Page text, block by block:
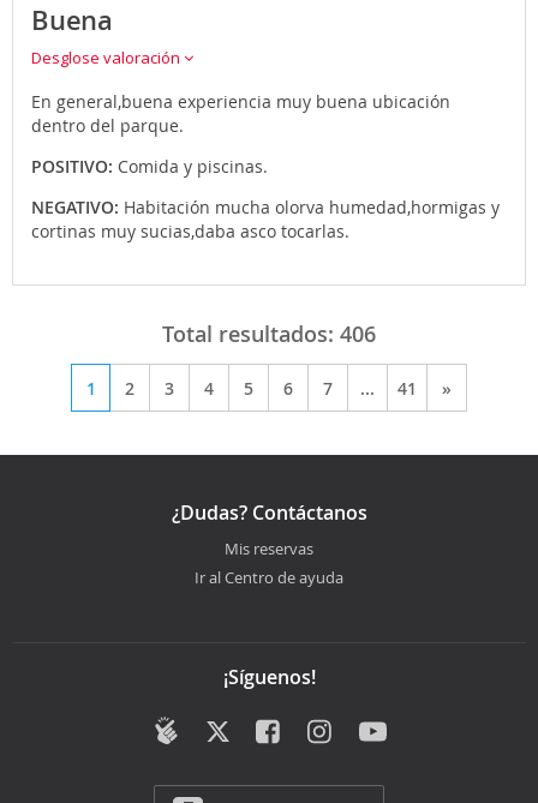
Buena
Desglose valoración
En general,buena experiencia muy buena ubicación
dentro del parque.
POSITIVO: Comida y piscinas.
NEGATIVO: Habitación mucha olorva humedad,hormigas y
cortinas muy sucias,daba asco tocarlas.
Total resultados: 406
1 2 3 4 5 6 7 ... 41 »
¿Dudas? Contáctanos
Mis reservas
Ir al Centro de ayuda
¡Síguenos!